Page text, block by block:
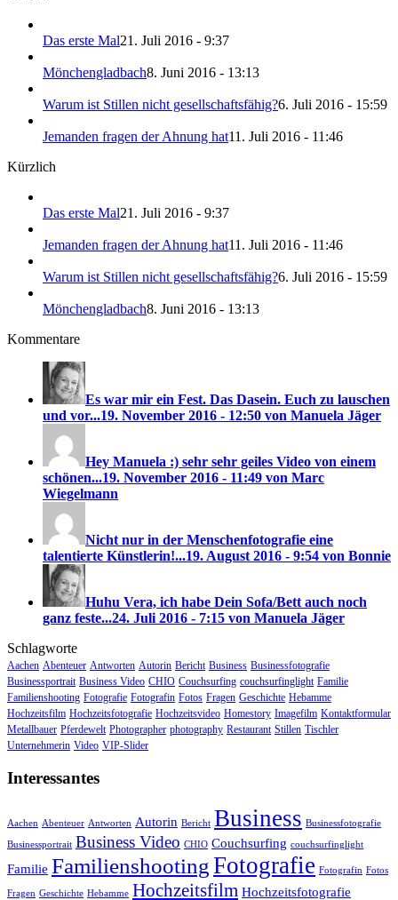
Das erste Mal21. Juli 2016 - 9:37
Mönchengladbach8. Juni 2016 - 13:13
Warum ist Stillen nicht gesellschaftsfähig?6. Juli 2016 - 15:59
Jemanden fragen der Ahnung hat11. Juli 2016 - 11:46
Kürzlich
Das erste Mal21. Juli 2016 - 9:37
Jemanden fragen der Ahnung hat11. Juli 2016 - 11:46
Warum ist Stillen nicht gesellschaftsfähig?6. Juli 2016 - 15:59
Mönchengladbach8. Juni 2016 - 13:13
Kommentare
Es war mir ein Fest. Das Dasein. Euch zu lauschen
und vor...19. November 2016 - 12:50 von Manuela Jäger
Hey Manuela :) sehr sehr geiles Video von einem
schönen...19. November 2016 - 11:49 von Marc
Wiegelmann
Nicht nur in der Menschenfotografie eine
talentierte Künstlerin!...19. August 2016 - 9:54 von Bonnie
Huhu Vera, ich habe Dein Sofa/Bett auch noch
ganz feste...24. Juli 2016 - 7:15 von Manuela Jäger
Schlagworte
Aachen Abenteuer Antworten Autorin Bericht Business Businessfotografie
Businessportrait Business Video CHIO Couchsurfing couchsurfinglight Familie
Familienshooting Fotografie Fotografin Fotos Fragen Geschichte Hebamme
Hochzeitsfilm Hochzeitsfotografie Hochzeitsvideo Homestory Imagefilm Kontaktformular
Metallbauer Pferdewelt Photographer photography Restaurant Stillen Tischler
Unternehmerin Video VIP-Slider
Interessantes
Aachen Abenteuer Antworten Autorin Bericht Business Businessfotografie
Businessportrait Business Video CHIO Couchsurfing couchsurfinglight
Familie FamilienshootingFotografie Fotografin Fotos
Fragen Geschichte Hebamme Hochzeitsfilm Hochzeitsfotografie